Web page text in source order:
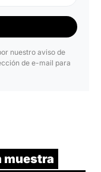
nuestro aviso de
de e-mail para
muestra